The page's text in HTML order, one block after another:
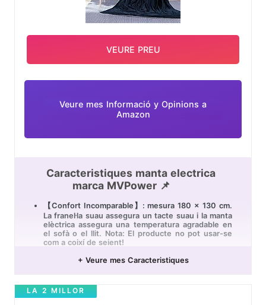
Veure mes Informació y Opinions a
Amazon
Caracteristiques manta electrica
marca MVPower 📌
【Confort Incomparable】: mesura 180 x 130 cm.
La franel·la suau assegura un tacte suau i la manta
elèctrica assegura una temperatura agradable en
el sofà o el llit. Nota: El producte no pot usar-se
com a coixí de seient!
【Temperatura Ajustable】: Temperatura còmoda
entre 6 nivells de calefacció. Si s'estableix en el
aconseguir en poc temps, Els nivells de
temperatura es poden seleccionar per a satisfer
VEURE PREU
+ Veure mes Caracteristiques
LA 2 MILLOR